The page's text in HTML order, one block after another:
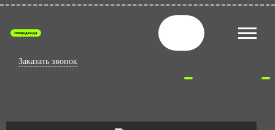
спецодежда
Заказать звонок